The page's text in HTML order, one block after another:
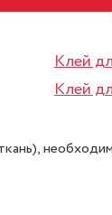
Клей
Клей